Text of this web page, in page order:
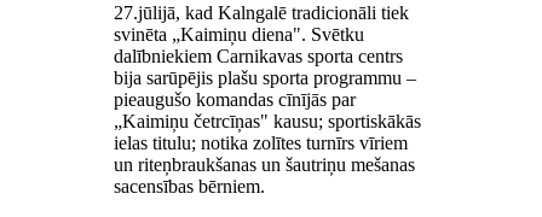
27.jūlijā, kad Kalngalē tradicionāli tiek
svinēta „Kaimiņu diena". Svētku
dalībniekiem Carnikavas sporta centrs
bija sarūpējis plašu sporta programmu –
pieaugušo komandas cīnījās par
„Kaimiņu četrcīņas" kausu; sportiskākās
ielas titulu; notika zolītes turnīrs vīriem
un riteņbraukšanas un šautriņu mešanas
sacensības bērniem.